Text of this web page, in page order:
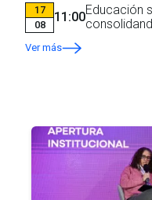
17
08
11:00Educación
Ver más